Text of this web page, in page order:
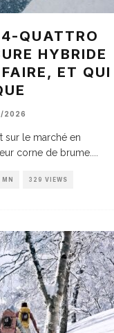
QUATTRO
HYBRIDE
ET QUI
2026
sur le marché en
corne de brume.
329 VIEWS